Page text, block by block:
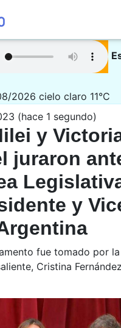
2026 cielo claro 11°C
(hace 1 segundo)
y
juraron
y
fue tomado por la
Cristina